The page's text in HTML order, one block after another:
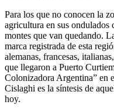
Para los que no conocen la
agricultura en sus ondulados
montes que van quedando.
marca registrada de esta
alemanas, francesas,
que llegaron a Puerto
Colonizadora Argentina” en
Cislaghi es la síntesis de
hoy.